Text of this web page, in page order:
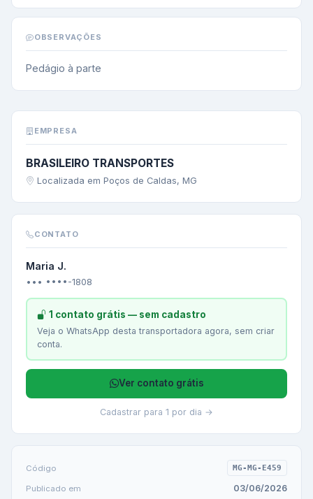
OBSERVAÇÕES
Pedágio à parte
EMPRESA
BRASILEIRO TRANSPORTES
Localizada em Poços de Caldas, MG
CONTATO
Maria J.
••• ••••-1808
1 contato grátis — sem cadastro
Veja o WhatsApp desta transportadora agora, sem criar
conta.
Ver contato grátis
Cadastrar para 1 por dia →
Código MG-MG-E459
Publicado em 03/06/2026